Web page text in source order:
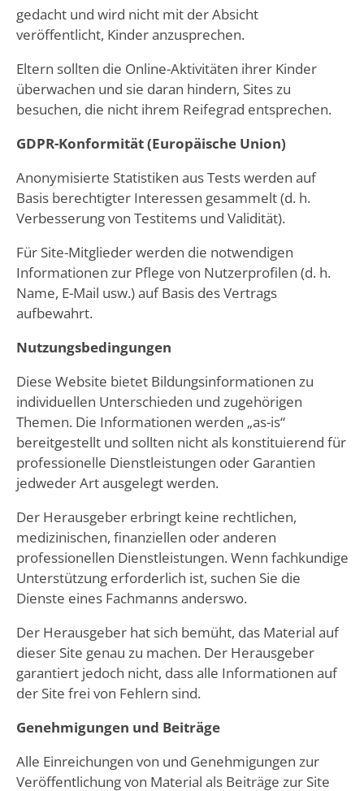
gedacht und wird nicht mit der Absicht
veröffentlicht, Kinder anzusprechen.
Eltern sollten die Online-Aktivitäten ihrer Kinder
überwachen und sie daran hindern, Sites zu
besuchen, die nicht ihrem Reifegrad entsprechen.
GDPR-Konformität (Europäische Union)
Anonymisierte Statistiken aus Tests werden auf
Basis berechtigter Interessen gesammelt (d. h.
Verbesserung von Testitems und Validität).
Für Site-Mitglieder werden die notwendigen
Informationen zur Pflege von Nutzerprofilen (d. h.
Name, E-Mail usw.) auf Basis des Vertrags
aufbewahrt.
Nutzungsbedingungen
Diese Website bietet Bildungsinformationen zu
individuellen Unterschieden und zugehörigen
Themen. Die Informationen werden „as-is“
bereitgestellt und sollten nicht als konstituierend für
professionelle Dienstleistungen oder Garantien
jedweder Art ausgelegt werden.
Der Herausgeber erbringt keine rechtlichen,
medizinischen, finanziellen oder anderen
professionellen Dienstleistungen. Wenn fachkundige
Unterstützung erforderlich ist, suchen Sie die
Dienste eines Fachmanns anderswo.
Der Herausgeber hat sich bemüht, das Material auf
dieser Site genau zu machen. Der Herausgeber
garantiert jedoch nicht, dass alle Informationen auf
der Site frei von Fehlern sind.
Genehmigungen und Beiträge
Alle Einreichungen von und Genehmigungen zur
Veröffentlichung von Material als Beiträge zur Site